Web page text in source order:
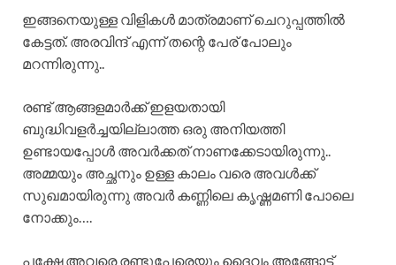
ഇങ്ങനെയുള്ള വിളികൾ മാത്രമാണ് ചെറുപ്പത്തിൽ
കേട്ടത്. അരവിന്ദ് എന്ന് തന്റെ പേര് പോലും
മറന്നിരുന്നു..
രണ്ട് ആങ്ങളമാർക്ക് ഇളയതായി
ബുദ്ധിവളർച്ചയില്ലാത്ത ഒരു അനിയത്തി
ഉണ്ടായപ്പോൾ അവർക്കത് നാണക്കേടായിരുന്നു..
അമ്മയും അച്ഛനും ഉള്ള കാലം വരെ അവൾക്ക്
സുഖമായിരുന്നു അവർ കണ്ണിലെ കൃഷ്ണമണി പോലെ
നോക്കും….
പക്ഷേ അവരെ രണ്ടുപേരെയും ദൈവം അങ്ങോട്ട്